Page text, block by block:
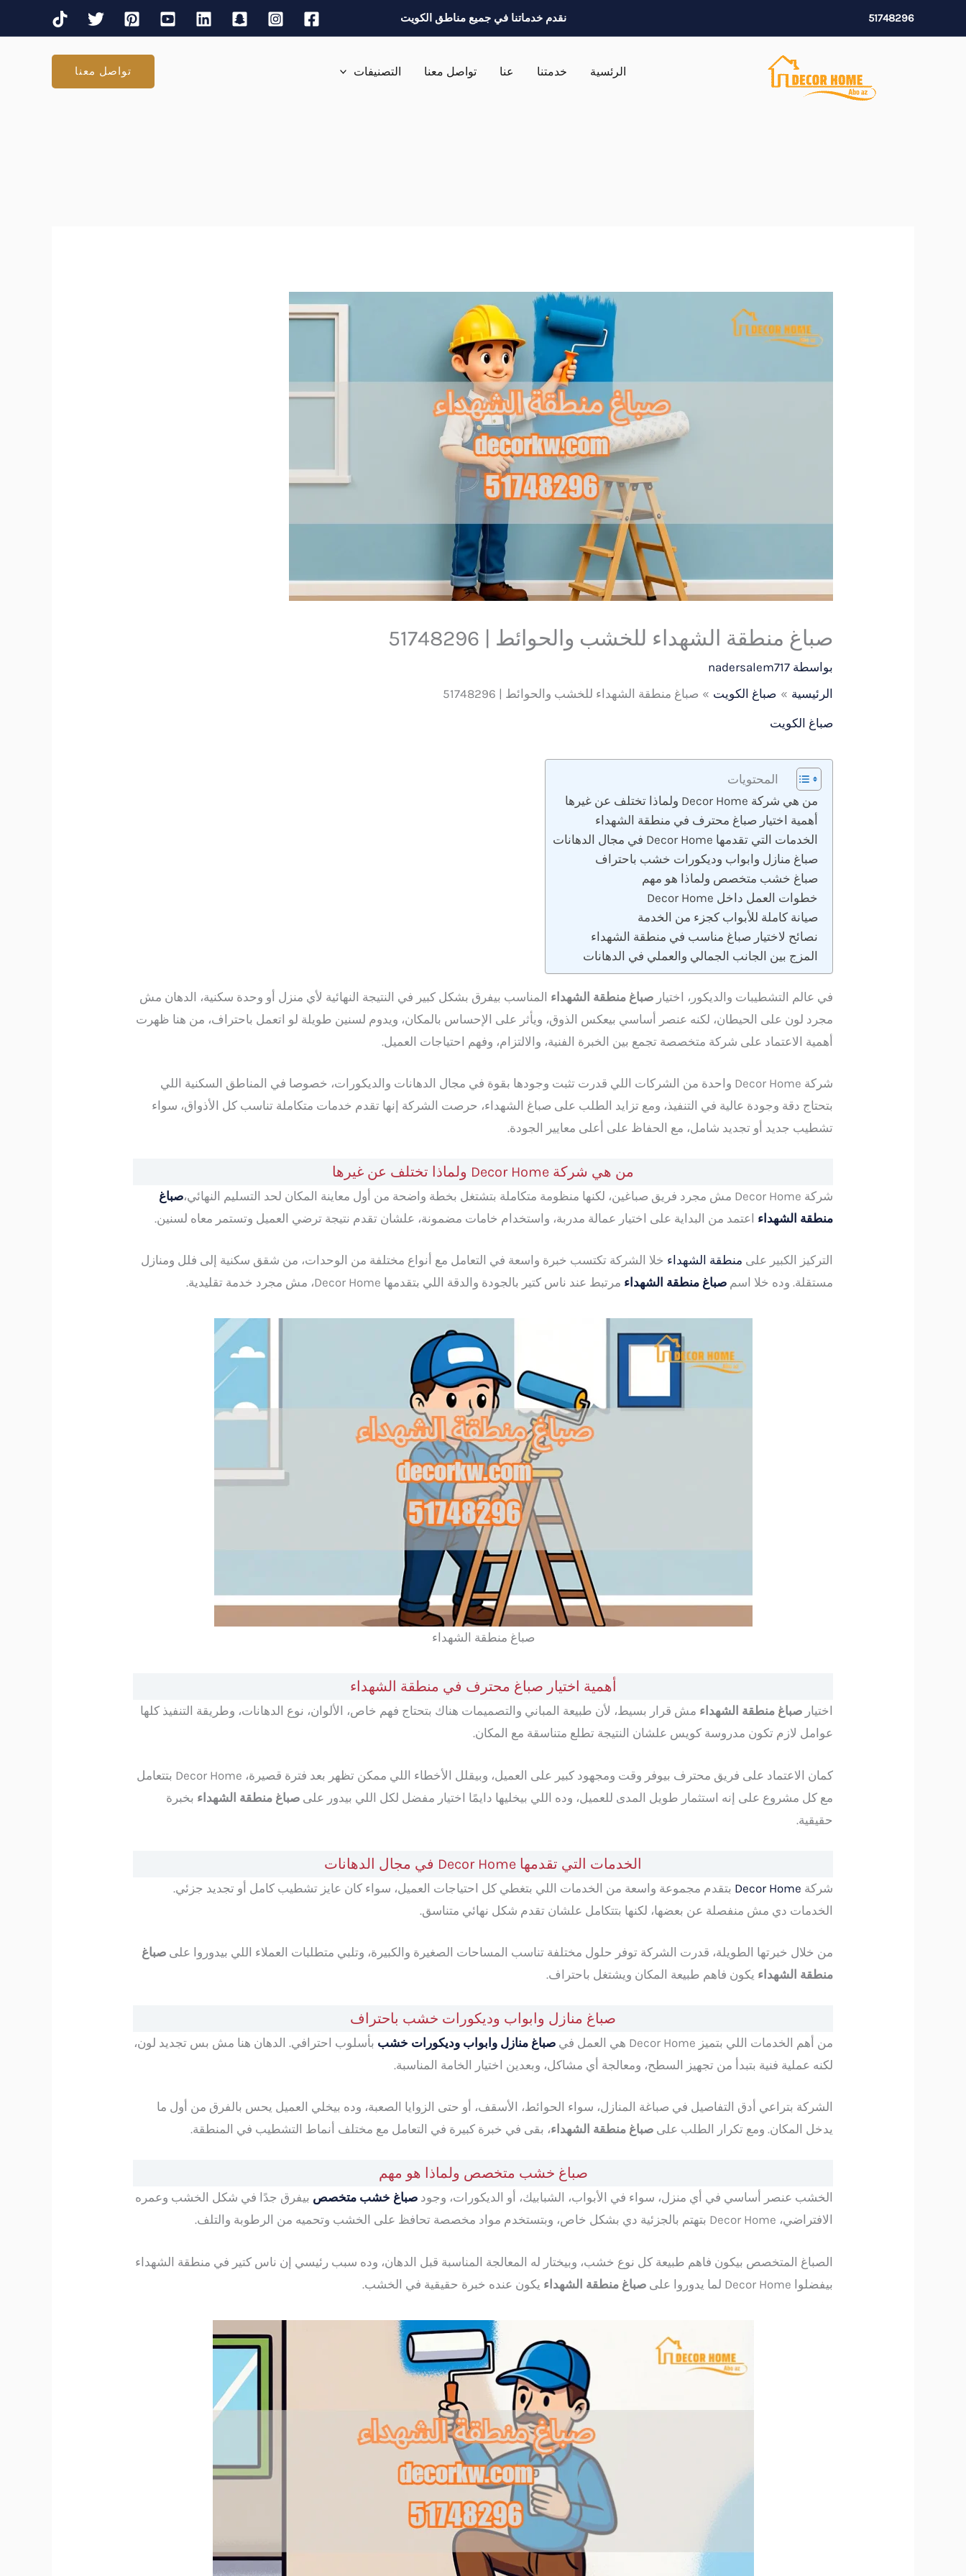
إلى
51748296 نقدم خدماتنا في جميع مناطق الكويت
الرئسية خدمتنا عنا تواصل معنا التصنيفات تواصل معنا
صباغ منطقة الشهداء للخشب والحوائط | 51748296
بواسطة nadersalem717
الرئيسية
صباغ الكويت صباغ منطقة الشهداء للخشب والحوائط | 51748296
صباغ الكويت
المحتويات
من هي شركة Decor Home ولماذا تختلف عن غيرها
أهمية اختيار صباغ محترف في منطقة الشهداء
الخدمات التي تقدمها Decor Home في مجال الدهانات
صباغ منازل وابواب وديكورات خشب باحتراف
صباغ خشب متخصص ولماذا هو مهم
خطوات العمل داخل Decor Home
صيانة كاملة للأبواب كجزء من الخدمة
نصائح لاختيار صباغ مناسب في منطقة الشهداء
المزج بين الجانب الجمالي والعملي في الدهانات
في عالم التشطيبات والديكور، اختيارصباغ منطقة الشهداء المناسب بيفرق بشكل كبير في النتيجة النهائية لأي منزل أو وحدة سكنية، الدهان مش
مجرد لون على الحيطان، لكنه عنصر أساسي بيعكس الذوق، ويأثر على الإحساس بالمكان، ويدوم لسنين طويلة لو اتعمل باحتراف، من هنا ظهرت
أهمية الاعتماد على شركة متخصصة تجمع بين الخبرة الفنية، والالتزام، وفهم احتياجات العميل.
شركة Decor Home واحدة من الشركات اللي قدرت تثبت وجودها بقوة في مجال الدهانات والديكورات، خصوصا في المناطق السكنية اللي
بتحتاج دقة وجودة عالية في التنفيذ، ومع تزايد الطلب على صباغ الشهداء، حرصت الشركة إنها تقدم خدمات متكاملة تناسب كل الأذواق، سواء
تشطيب جديد أو تجديد شامل، مع الحفاظ على أعلى معايير الجودة.
من هي شركة Decor Home ولماذا تختلف عن غيرها
شركة Decor Home مش مجرد فريق صباغين، لكنها منظومة متكاملة بتشتغل بخطة واضحة من أول معاينة المكان لحد التسليم النهائي،
صباغ
منطقة الشهداء اعتمد من البداية على اختيار عمالة مدربة، واستخدام خامات مضمونة، علشان تقدم نتيجة ترضي العميل وتستمر معاه لسنين.
التركيز الكبير على منطقة الشهداء خلا الشركة تكتسب خبرة واسعة في التعامل مع أنواع مختلفة من الوحدات، من شقق سكنية إلى فلل ومنازل
مستقلة. وده خلا اسمصباغ منطقة الشهداء مرتبط عند ناس كتير بالجودة والدقة اللي بتقدمها Decor Home، مش مجرد خدمة تقليدية.
صباغ منطقة الشهداء
أهمية اختيار صباغ محترف في منطقة الشهداء
اختيارصباغ منطقة الشهداء مش قرار بسيط، لأن طبيعة المباني والتصميمات هناك بتحتاج فهم خاص، الألوان، نوع الدهانات، وطريقة التنفيذ كلها
عوامل لازم تكون مدروسة كويس علشان النتيجة تطلع متناسقة مع المكان.
كمان الاعتماد على فريق محترف بيوفر وقت ومجهود كبير على العميل، وبيقلل الأخطاء اللي ممكن تظهر بعد فترة قصيرة، Decor Home بتتعامل
مع كل مشروع على إنه استثمار طويل المدى للعميل، وده اللي بيخليها دايمًا اختيار مفضل لكل اللي بيدور علىصباغ منطقة الشهداء بخبرة
حقيقية.
الخدمات التي تقدمها Decor Home في مجال الدهانات
شركة Decor Home بتقدم مجموعة واسعة من الخدمات اللي بتغطي كل احتياجات العميل، سواء كان عايز تشطيب كامل أو تجديد جزئي.
الخدمات دي مش منفصلة عن بعضها، لكنها بتتكامل علشان تقدم شكل نهائي متناسق.
من خلال خبرتها الطويلة، قدرت الشركة توفر حلول مختلفة تناسب المساحات الصغيرة والكبيرة، وتلبي متطلبات العملاء اللي بيدوروا علىصباغ
منطقة الشهداء يكون فاهم طبيعة المكان ويشتغل باحتراف.
صباغ منازل وابواب وديكورات خشب باحتراف
من أهم الخدمات اللي بتميز Decor Home هي العمل في صباغ منازل وابواب وديكورات خشب بأسلوب احترافي. الدهان هنا مش بس تجديد لون،
لكنه عملية فنية بتبدأ من تجهيز السطح، ومعالجة أي مشاكل، وبعدين اختيار الخامة المناسبة.
الشركة بتراعي أدق التفاصيل في صباغة المنازل، سواء الحوائط، الأسقف، أو حتى الزوايا الصعبة، وده بيخلي العميل يحس بالفرق من أول ما
يدخل المكان. ومع تكرار الطلب على صباغ منطقة الشهداء، بقى في خبرة كبيرة في التعامل مع مختلف أنماط التشطيب في المنطقة.
صباغ خشب متخصص ولماذا هو مهم
الخشب عنصر أساسي في أي منزل، سواء في الأبواب، الشبابيك، أو الديكورات، وجود صباغ خشب متخصص بيفرق جدًا في شكل الخشب وعمره
الافتراضي، Decor Home بتهتم بالجزئية دي بشكل خاص، وبتستخدم مواد مخصصة تحافظ على الخشب وتحميه من الرطوبة والتلف.
الصباغ المتخصص بيكون فاهم طبيعة كل نوع خشب، وبيختار له المعالجة المناسبة قبل الدهان، وده سبب رئيسي إن ناس كتير في منطقة الشهداء
بيفضلوا Decor Home لما يدوروا على
صباغ منطقة الشهداء يكون عنده خبرة حقيقية في الخشب.